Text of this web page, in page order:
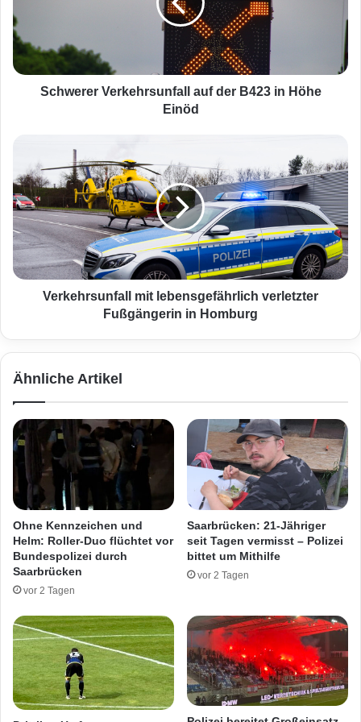
r
e
V
s
u
n
f
a
l
e
4
2
n
H
ö
h
e
i
n
ö
d
Schwerer Verkehrsunfall auf der B423 in Höhe
Einöd
r
k
e
h
r
s
u
m
l
e
n
g
e
f
ä
l
i
c
h
v
Verkehrsunfall mit lebensgefährlich verletzter
Fußgängerin in Homburg
Ähnliche Artikel
Ohne Kennzeichen und
Helm: Roller-Duo flüchtet vor
Bundespolizei durch
Saarbrücken
vor 2 Tagen
Saarbrücken: 21-Jähriger
seit Tagen vermisst – Polizei
bittet um Mithilfe
vor 2 Tagen